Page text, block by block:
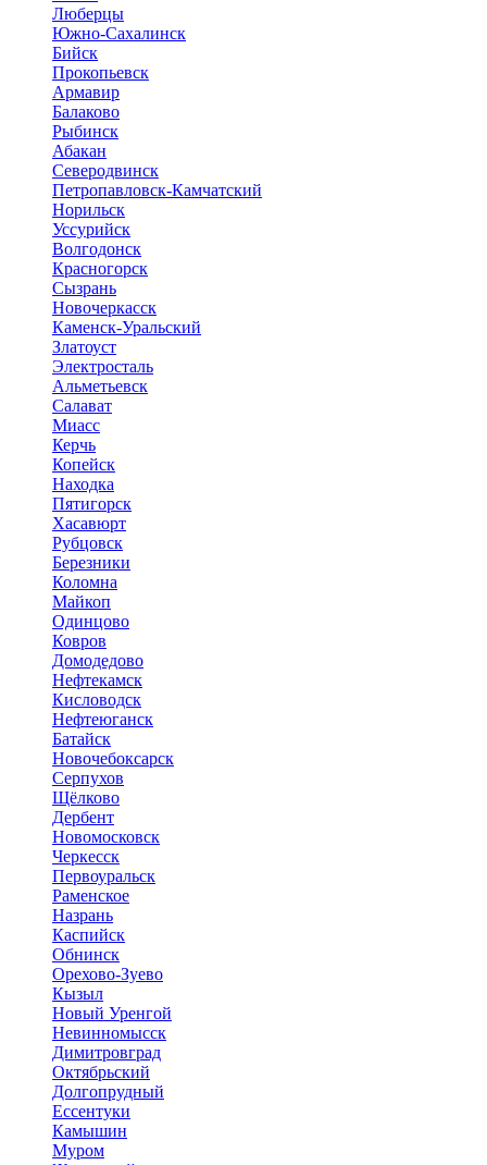
Люберцы
Южно-Сахалинск
Бийск
Прокопьевск
Армавир
Балаково
Рыбинск
Абакан
Северодвинск
Петропавловск-Камчатский
Норильск
Уссурийск
Волгодонск
Красногорск
Сызрань
Новочеркасск
Каменск-Уральский
Златоуст
Электросталь
Альметьевск
Салават
Миасс
Керчь
Копейск
Находка
Пятигорск
Хасавюрт
Рубцовск
Березники
Коломна
Майкоп
Одинцово
Ковров
Домодедово
Нефтекамск
Кисловодск
Нефтеюганск
Батайск
Новочебоксарск
Серпухов
Щёлково
Дербент
Новомосковск
Черкесск
Первоуральск
Раменское
Назрань
Каспийск
Обнинск
Орехово-Зуево
Кызыл
Новый Уренгой
Невинномысск
Димитровград
Октябрьский
Долгопрудный
Ессентуки
Камышин
Муром